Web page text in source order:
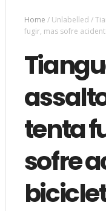
Home /Unlabelled /
fugir, mas sofre
tenta
sofre